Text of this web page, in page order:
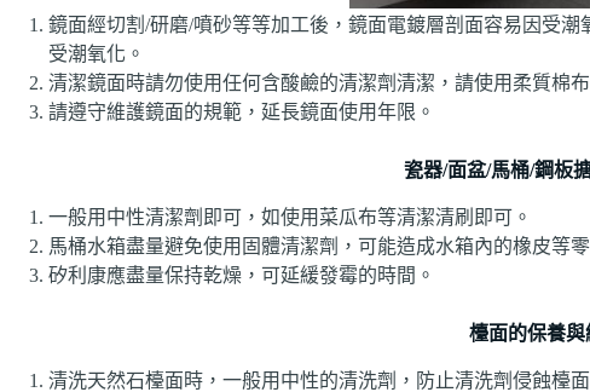
鏡面經切割/研磨/噴砂等等加工後，鏡面電鍍層剖面容易因受
受潮氧化。
清潔鏡面時請勿使用任何含酸鹼的清潔劑清潔，請使用柔質棉
請遵守維護鏡面的規範，延長鏡面使用年限。
瓷器/面盆/馬桶/鋼板
一般用中性清潔劑即可，如使用菜瓜布等清潔清刷即可。
馬桶水箱盡量避免使用固體清潔劑，可能造成水箱內的橡皮等
矽利康應盡量保持乾燥，可延緩發霉的時間。
檯面的保養
清洗天然石檯面時，一般用中性的清洗劑，防止清洗劑侵蝕檯